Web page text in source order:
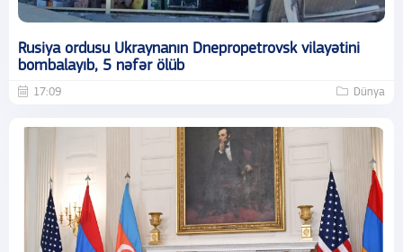
Rusiya ordusu Ukraynanın Dnepropetrovsk vilayətini
bombalayıb, 5 nəfər ölüb
17:09 Dünya